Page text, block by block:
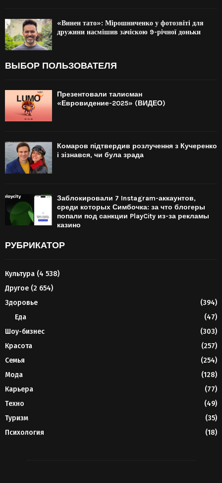
«Винен тато»: Мірошниченко у фотозвіті для
дружини насмішив зачіскою 9-річної доньки
ВЫБОР ПОЛЬЗОВАТЕЛЯ
Презентовали талисман
«Евровидение-2025» (ВИДЕО)
Комаров підтвердив розлучення з Кучеренко
і зізнався, чи була зрада
Заблокировали 7 Instagram-аккаунтов,
среди которых Симбочка: за что блогеры
попали под санкции PlayCity из-за рекламы
казино
РУБРИКАТОР
Культура (4 538)
Другое (2 654)
Здоровье
(394)
Еда
(47)
Шоу-бизнес
(303)
Красота
(257)
Семья
(254)
Мода
(128)
Карьера
(77)
Техно
(49)
Туризм
(35)
Психология
(18)